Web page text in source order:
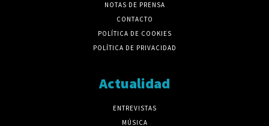
NOTAS DE PRENSA
CONTACTO
POLÍTICA DE COOKIES
POLÍTICA DE PRIVACIDAD
Actualidad
ENTREVISTAS
MÚSICA